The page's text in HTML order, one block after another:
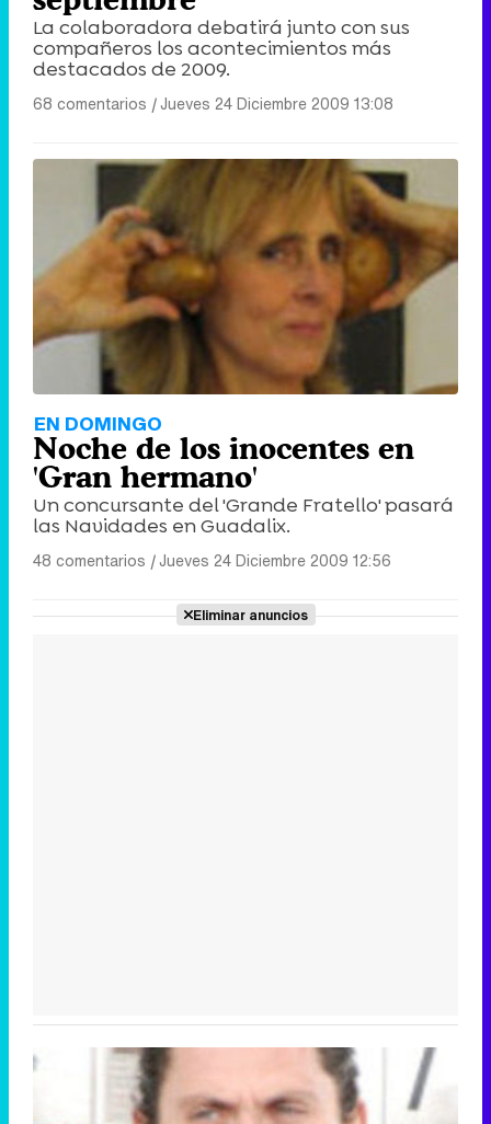
La colaboradora debatirá junto con sus
compañeros los acontecimientos más
destacados de 2009.
68 comentarios |Jueves 24 Diciembre 2009 13:08
EN DOMINGO
Noche de los inocentes en
'Gran hermano'
Un concursante del 'Grande Fratello' pasará
las Navidades en Guadalix.
48 comentarios |Jueves 24 Diciembre 2009 12:56
Eliminar anuncios